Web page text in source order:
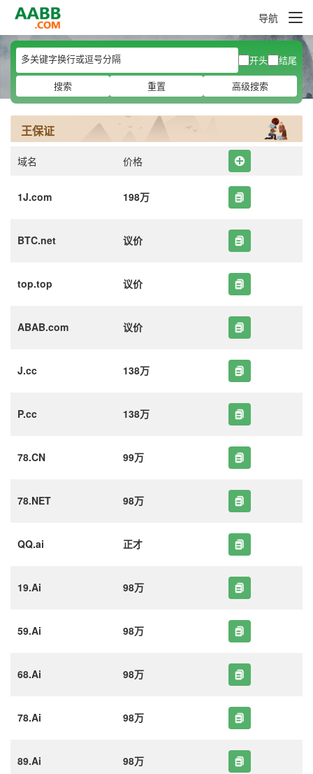
导航
开头
结尾
搜索
重置 高级搜索
王保证
域名 价格
1J.com 198万
BTC.net 议价
top.top 议价
ABAB.com 议价
J.cc 138万
P.cc 138万
78.CN 99万
78.NET 98万
QQ.ai 正才
19.Ai 98万
59.Ai 98万
68.Ai 98万
78.Ai 98万
89.Ai 98万